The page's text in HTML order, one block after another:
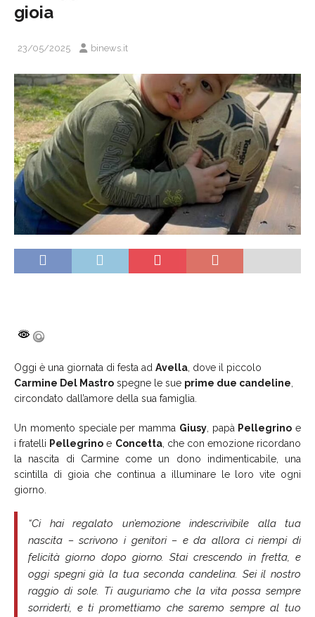
gioia
23/05/2025 binews.it
Oggi è una giornata di festa ad Avella , dove il piccolo
Carmine Del Mastro spegne le sue prime due candeline
circondato dall’amore della sua famiglia.
Un momento speciale per mamma Giusy, papà Pellegrino e
i fratelli Pellegrino e Concetta, che con emozione ricordano
la nascita di Carmine come un dono indimenticabile, una
scintilla di gioia che continua a illuminare le loro vite ogni
giorno.
“Ci hai regalato un’emozione indescrivibile alla tua
nascita – scrivono i genitori – e da allora ci riempi di
felicità giorno dopo giorno. Stai crescendo in fretta, e
oggi spegni già la tua seconda candelina. Sei il nostro
raggio di sole. Ti auguriamo che la vita possa sempre
sorriderti, e ti promettiamo che saremo sempre al tuo